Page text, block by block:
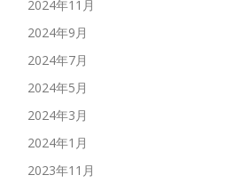
2024年11月
2024年9月
2024年7月
2024年5月
2024年3月
2024年1月
2023年11月